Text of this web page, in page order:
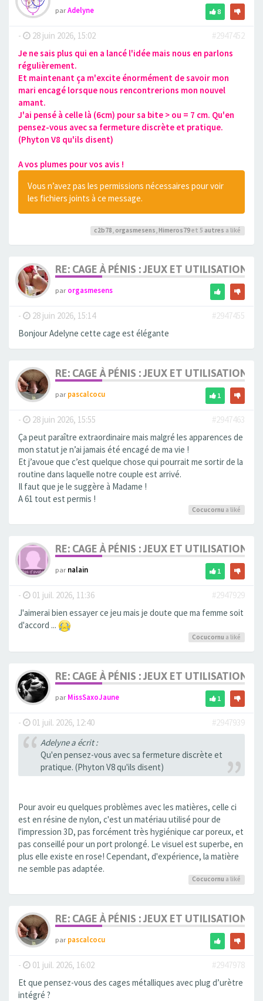
parAdelyne 8
- 28 juin 2026, 15:02
#2947452
Je ne sais plus qui en a lancé l'idée mais nous en parlons
régulièrement.
Et maintenant ça m'excite énormément de savoir mon
mari encagé lorsque nous rencontrerions mon nouvel
amant.
J'ai pensé à celle là (6cm) pour sa bite > ou = 7 cm. Qu'en
pensez-vous avec sa fermeture discrète et pratique.
(Phyton V8 qu'ils disent)
A vos plumes pour vos avis !
Vous n’avez pas les permissions nécessaires pour voir
les fichiers joints à ce message.
c2b78, orgasmesens, Himeros79et 5 autres a liké
RE: CAGE À PÉNIS : JEUX ET UTILISATION,
parorgasmesens
- 28 juin 2026, 15:14
#2947455
Bonjour Adelyne cette cage est élégante
RE: CAGE À PÉNIS : JEUX ET UTILISATION,
parpascalcocu 1
- 28 juin 2026, 15:55
#2947463
Ça peut paraître extraordinaire mais malgré les apparences de
mon statut je n’ai jamais été encagé de ma vie !
Et j’avoue que c’est quelque chose qui pourrait me sortir de la
routine dans laquelle notre couple est arrivé.
Il faut que je le suggère à Madame !
A 61 tout est permis !
Cocucornu a liké
RE: CAGE À PÉNIS : JEUX ET UTILISATION,
parnalain 1
- 01 juil. 2026, 11:36
#2947929
J'aimerai bien essayer ce jeu mais je doute que ma femme soit
d'accord ...
Cocucornu a liké
RE: CAGE À PÉNIS : JEUX ET UTILISATION,
parMissSaxoJaune 1
- 01 juil. 2026, 12:40
#2947939
Adelyne a écrit :
Qu'en pensez-vous avec sa fermeture discrète et
pratique. (Phyton V8 qu'ils disent)
Pour avoir eu quelques problèmes avec les matières, celle ci
est en résine de nylon, c'est un matériau utilisé pour de
l'impression 3D, pas forcément très hygiénique car poreux, et
pas conseillé pour un port prolongé. Le visuel est superbe, en
plus elle existe en rose! Cependant, d'expérience, la matière
ne semble pas adaptée.
Cocucornu a liké
RE: CAGE À PÉNIS : JEUX ET UTILISATION,
parpascalcocu
- 01 juil. 2026, 16:02
#2947978
Et que pensez-vous des cages métalliques avec plug d’urètre
intégré ?